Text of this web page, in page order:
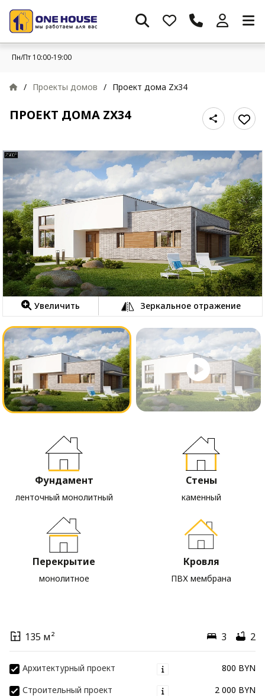
Пн/Пт 10:00-19:00
/ Проекты домов / Проект дома Zx34
ПРОЕКТ ДОМА ZX34
Увеличить Зеркальное отражение
Фундамент
ленточный монолитный
Стены
каменный
Перекрытие
монолитное
Кровля
ПВХ мембрана
135 м² 3 2
Архитектурный проект
800 BYN
Строительный проект
2 000 BYN